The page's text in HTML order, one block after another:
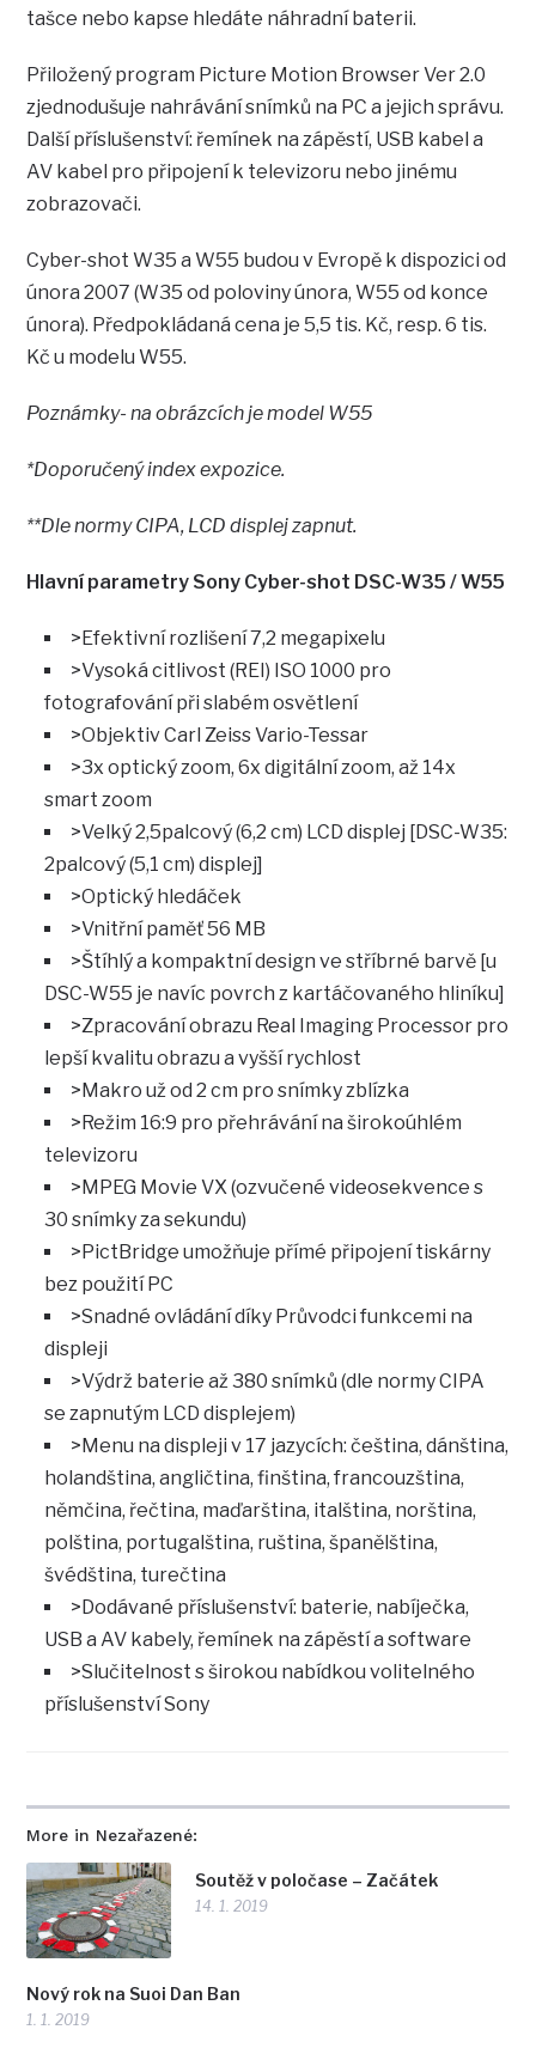
More in Nezařazené:
Soutěž v poločase – Začátek
14. 1. 2019
Nový rok na Suoi Dan Ban
1. 1. 2019
tašce nebo kapse hledáte náhradní baterii.
Přiložený program Picture Motion Browser Ver 2.0
zjednodušuje nahrávání snímků na PC a jejich správu.
Další příslušenství: řemínek na zápěstí, USB kabel a
AV kabel pro připojení k televizoru nebo jinému
zobrazovači.
Cyber-shot W35 a W55 budou v Evropě k dispozici od
února 2007 (W35 od poloviny února, W55 od konce
února). Předpokládaná cena je 5,5 tis. Kč, resp. 6 tis.
Kč u modelu W55.
Poznámky- na obrázcích je model W55
*Doporučený index expozice.
**Dle normy CIPA, LCD displej zapnut.
Hlavní parametry Sony Cyber-shot DSC-W35 / W55
>Efektivní rozlišení 7,2 megapixelu
>Vysoká citlivost (REI) ISO 1000 pro
fotografování při slabém osvětlení
>Objektiv Carl Zeiss Vario-Tessar
>3x optický zoom, 6x digitální zoom, až 14x
smart zoom
>Velký 2,5palcový (6,2 cm) LCD displej [DSC-W35:
2palcový (5,1 cm) displej]
>Optický hledáček
>Vnitřní paměť 56 MB
>Štíhlý a kompaktní design ve stříbrné barvě [u
DSC-W55 je navíc povrch z kartáčovaného hliníku]
>Zpracování obrazu Real Imaging Processor pro
lepší kvalitu obrazu a vyšší rychlost
>Makro už od 2 cm pro snímky zblízka
>Režim 16:9 pro přehrávání na širokoúhlém
televizoru
>MPEG Movie VX (ozvučené videosekvence s
30 snímky za sekundu)
>PictBridge umožňuje přímé připojení tiskárny
bez použití PC
>Snadné ovládání díky Průvodci funkcemi na
displeji
>Výdrž baterie až 380 snímků (dle normy CIPA
se zapnutým LCD displejem)
>Menu na displeji v 17 jazycích: čeština, dánština,
holandština, angličtina, finština, francouzština,
němčina, řečtina, maďarština, italština, norština,
polština, portugalština, ruština, španělština,
švédština, turečtina
>Dodávané příslušenství: baterie, nabíječka,
USB a AV kabely, řemínek na zápěstí a software
>Slučitelnost s širokou nabídkou volitelného
příslušenství Sony